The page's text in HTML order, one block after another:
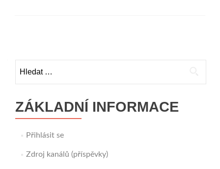
příspěvky
ZÁKLADNÍ INFORMACE
Přihlásit se
Zdroj kanálů (příspěvky)